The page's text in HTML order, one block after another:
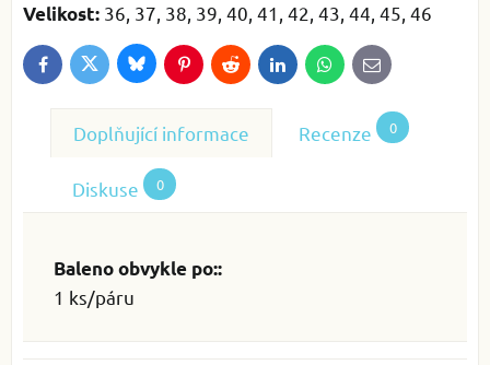
Velikost: 36, 37, 38, 39, 40, 41, 42, 43, 44, 45, 46
FacebookTwitterBlueskyPinterestReddit LinkedInWhatsApp
E-
mail
Doplňující informace Recenze 0
Diskuse 0
Baleno obvykle po::
1 ks/páru